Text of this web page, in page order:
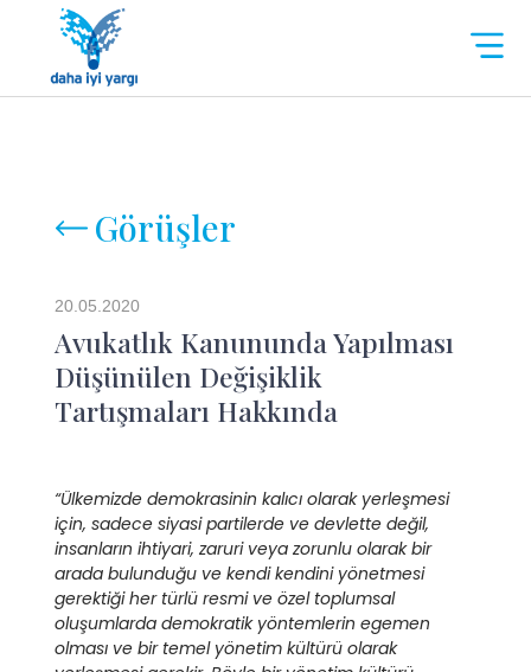
Görüşler
20.05.2020
Avukatlık Kanununda Yapılması
Düşünülen Değişiklik
Tartışmaları Hakkında
“Ülkemizde demokrasinin kalıcı olarak yerleşmesi
için, sadece siyasi partilerde ve devlette değil,
insanların ihtiyari, zaruri veya zorunlu olarak bir
arada bulunduğu ve kendi kendini yönetmesi
gerektiği her türlü resmi ve özel toplumsal
oluşumlarda demokratik yöntemlerin egemen
olması ve bir temel yönetim kültürü olarak